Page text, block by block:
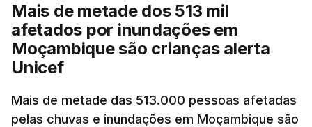
Mais de metade dos 513 mil
afetados por inundações em
Moçambique são crianças alerta
Unicef
Mais de metade das 513.000 pessoas afetadas
pelas chuvas e inundações em Moçambique são